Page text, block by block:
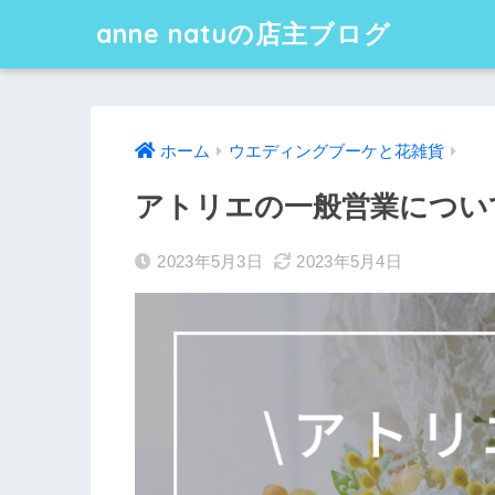
anne natuの店主ブログ
ホーム ウエディングブーケと花雑貨
アトリエの一般営業につい
2023年5月3日 2023年5月4日